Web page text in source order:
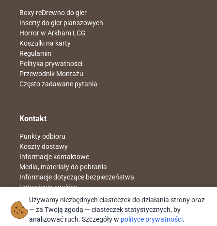
Boxy reDrewno do gier
Inserty do gier planszowych
Horror w Arkham LCG
Koszulki na karty
Regulamin
Polityka prywatności
Przewodnik Montażu
Często zadawane pytania
Kontakt
Punkty odbioru
Koszty dostawy
Informacje kontaktowe
Media, materiały do pobrania
Informacje dotyczące bezpieczeństwa
Ustawienia cookies
Napisz do nassklep@redrewno.pl
Znajdziesz nas nafacebook reDrewno
Nr rach. 51 1140 2004 0000 3902 4961 4051
Używamy niezbędnych ciasteczek do działania strony oraz
— za Twoją zgodą — ciasteczek statystycznych, by
analizować ruch. Szczegóły w polityce prywatności.